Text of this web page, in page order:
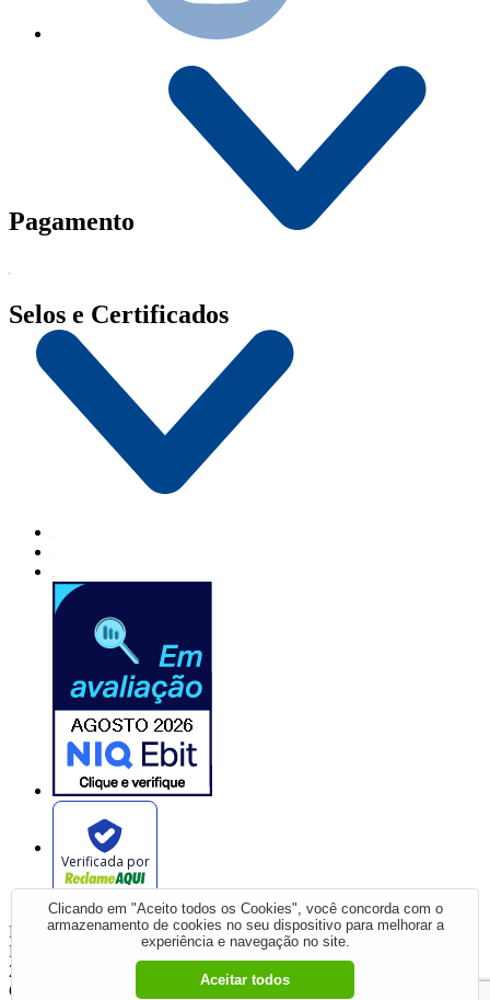
Pagamento
Selos e Certificados
Verificada por
BIKE CENTER RIBEIRAO COMERCIO DE BICICLETAS
LTD, Avenida Presidente Vargas - 1083 - Jardim América - 14020-
260 - Ribeirão Preto - SP
CNPJ: 59.299.958/0001-78 | © Todos os direitos reservados - Bike
Clicando em "Aceito todos os Cookies", você concorda com o
armazenamento de cookies no seu dispositivo para melhorar a
experiência e navegação no site.
Aceitar todos